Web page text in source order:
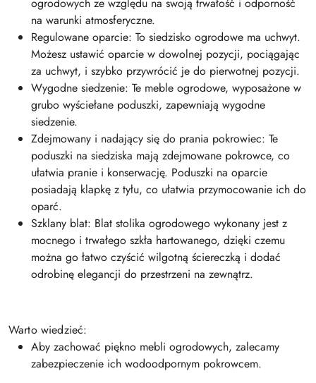
na warunki atmosferyczne.
Regulowane oparcie: To siedzisko ogrodowe ma uchwyt.
Możesz ustawić oparcie w dowolnej pozycji, pociągając
za uchwyt, i szybko przywrócić je do pierwotnej pozycji.
Wygodne siedzenie: Te meble ogrodowe, wyposażone w
grubo wyściełane poduszki, zapewniają wygodne
siedzenie.
Zdejmowany i nadający się do prania pokrowiec: Te
poduszki na siedziska mają zdejmowane pokrowce, co
ułatwia pranie i konserwację. Poduszki na oparcie
posiadają klapkę z tyłu, co ułatwia przymocowanie ich do
oparć.
Szklany blat: Blat stolika ogrodowego wykonany jest z
mocnego i trwałego szkła hartowanego, dzięki czemu
można go łatwo czyścić wilgotną ściereczką i dodać
odrobinę elegancji do przestrzeni na zewnątrz.
Warto wiedzieć:
Aby zachować piękno mebli ogrodowych, zalecamy
zabezpieczenie ich wodoodpornym pokrowcem.